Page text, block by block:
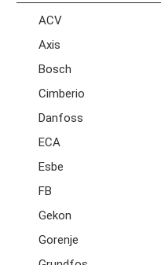
ACV
Axis
Bosch
Cimberio
Danfoss
ECA
Esbe
FB
Gekon
Gorenje